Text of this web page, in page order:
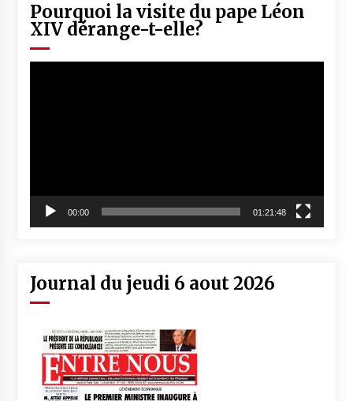
Pourquoi la visite du pape Léon
XIV dérange-t-elle?
00:00 01:21:48
Journal du jeudi 6 aout 2026